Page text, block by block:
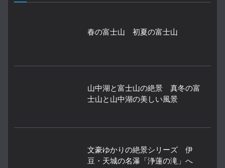
春の富士山 初夏の富士山
山中湖と富士山の絶景 真冬の富
士山と山中湖の美しい風景
文豪ゆかりの絶景シリーズ 伊
豆・天城の名瀑「浄蓮の滝」へ